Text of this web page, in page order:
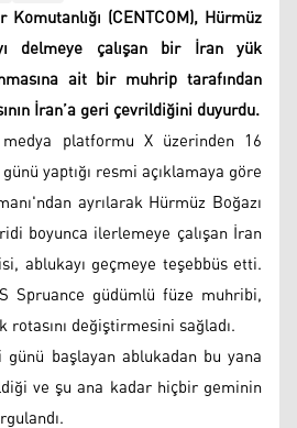
(CENTCOM), Hürmüz
delmeye çalışan bir İran yük
ait bir muhrip tarafından
İran’a geri çevrildiğini duyurdu.
medya platformu X üzerinden 16
yaptığı resmi açıklamaya göre
ayrılarak Hürmüz Boğazı
boyunca ilerlemeye çalışan İran
ablukayı geçmeye teşebbüs etti.
Spruance güdümlü füze muhribi,
değiştirmesini sağladı.
günü başlayan ablukadan bu yana
ve şu ana kadar hiçbir geminin